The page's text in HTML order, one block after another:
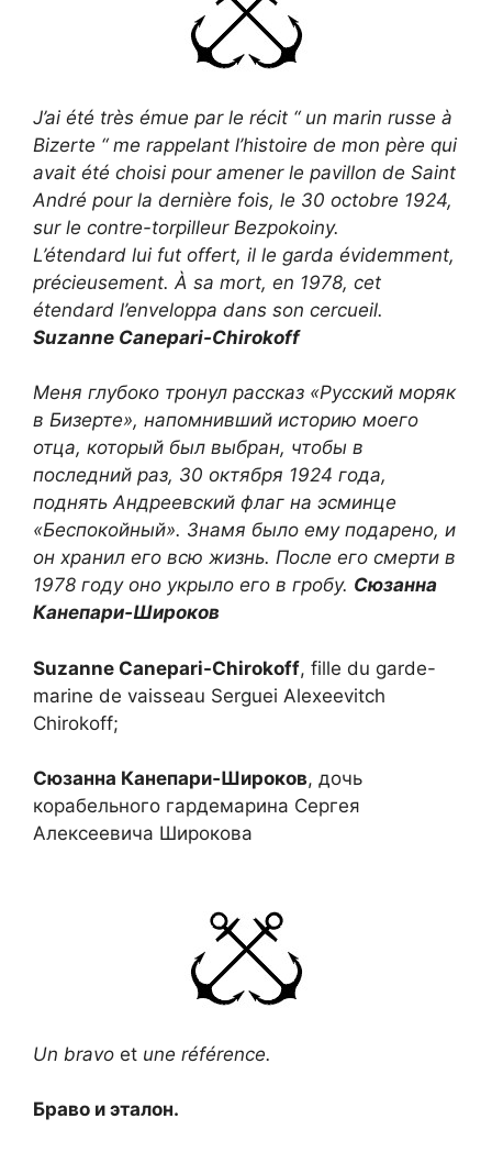
J’ai été très émue par le récit “ un marin russe à
Bizerte “ me rappelant l’histoire de mon père qui
avait été choisi pour amener le pavillon de Saint
André pour la dernière fois, le 30 octobre 1924,
sur le contre-torpilleur Bezpokoiny.
L’étendard lui fut offert, il le garda évidemment,
précieusement. À sa mort, en 1978, cet
étendard l’enveloppa dans son cercueil.
Suzanne Canepari-Chirokoff
Меня глубоко тронул рассказ «Русский моряк
в Бизерте», напомнивший историю моего
отца, который был выбран, чтобы в
последний раз, 30 октября 1924 года,
поднять Андреевский флаг на эсминце
«Беспокойный». Знамя было ему подарено, и
он хранил его всю жизнь. После его смерти в
1978 году оно укрыло его в гробу. Сюзанна
Канепари‑Широков
Suzanne Canepari-Chirokoff, fille du garde-
marine de vaisseau Serguei Alexeevitch
Chirokoff;
Сюзанна Канепари‑Широков, дочь
корабельного гардемарина Сергея
Алексеевича Широкова
Un bravo et une référence.
Браво и эталон.